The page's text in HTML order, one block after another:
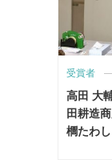
受賞者
高田 大
田耕造
櫚たわし